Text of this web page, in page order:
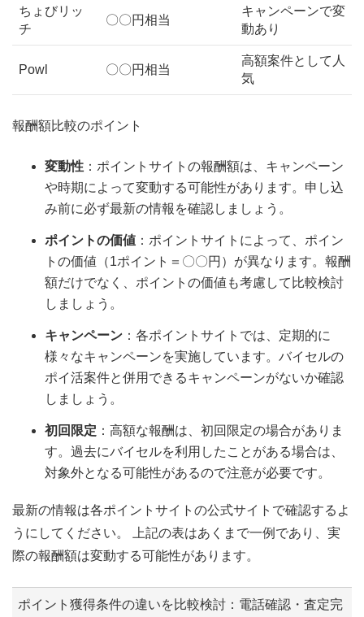
ちょびリッ
チ
〇〇円相当
キャンペーンで変
動あり
Powl 〇〇円相当
高額案件として人
気
報酬額比較のポイント
変動性 ：ポイントサイトの報酬額は、キャンペーン
や時期によって変動する可能性があります。申し込
み前に必ず最新の情報を確認しましょう。
ポイントの価値 ：ポイントサイトによって、ポイン
トの価値（1ポイント＝〇〇円）が異なります。報酬
額だけでなく、ポイントの価値も考慮して比較検討
しましょう。
キャンペーン ：各ポイントサイトでは、定期的に
様々なキャンペーンを実施しています。バイセルの
ポイ活案件と併用できるキャンペーンがないか確認
しましょう。
初回限定 ：高額な報酬は、初回限定の場合がありま
す。過去にバイセルを利用したことがある場合は、
対象外となる可能性があるので注意が必要です。
最新の情報は各ポイントサイトの公式サイトで確認するよ
うにしてください。 上記の表はあくまで一例であり、実
際の報酬額は変動する可能性があります。
ポイント獲得条件の違いを比較検討：電話確認・査定完